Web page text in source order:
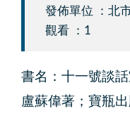
發佈單位 ：北
觀看 ：1
書名：十一號談
盧蘇偉著；寶瓶